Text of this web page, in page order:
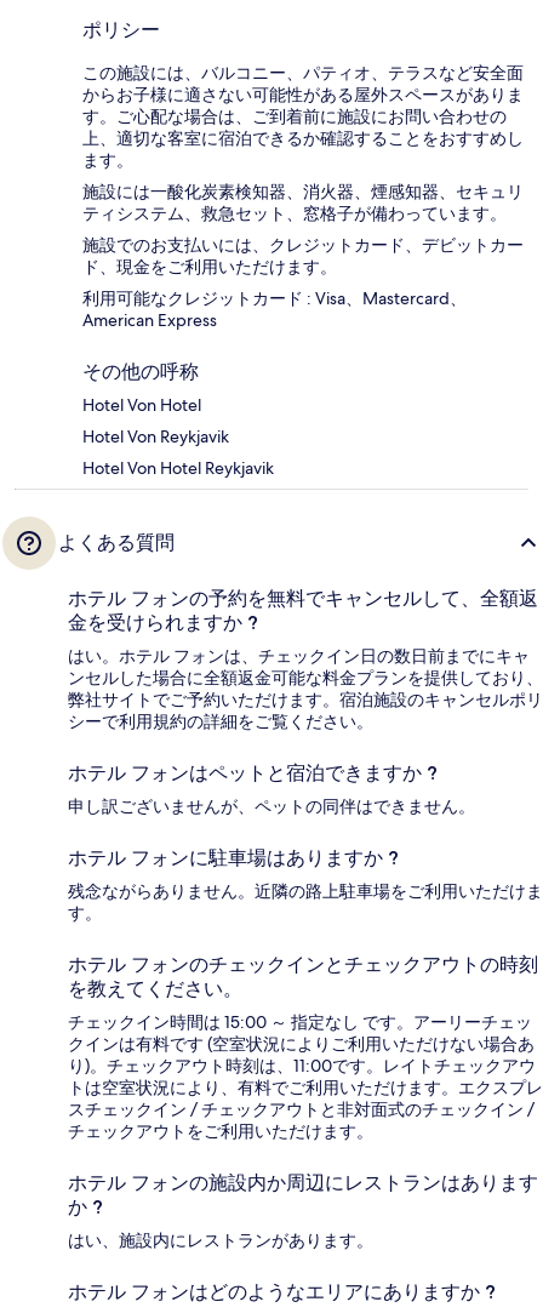
ポリシー
この施設には、バルコニー、パティオ、テラスなど安全面
からお子様に適さない可能性がある屋外スペースがありま
す。ご心配な場合は、ご到着前に施設にお問い合わせの
上、適切な客室に宿泊できるか確認することをおすすめし
ます。
施設には一酸化炭素検知器、消火器、煙感知器、セキュリ
ティシステム、救急セット、窓格子が備わっています。
施設でのお支払いには、クレジットカード、デビットカー
ド、現金をご利用いただけます。
利用可能なクレジットカード : Visa、Mastercard、
American Express
その他の呼称
Hotel Von Hotel
Hotel Von Reykjavik
Hotel Von Hotel Reykjavik
よくある質問
ホテル フォンの予約を無料でキャンセルして、全額返
金を受けられますか ?
はい。ホテル フォンは、チェックイン日の数日前までにキャ
ンセルした場合に全額返金可能な料金プランを提供しており、
弊社サイトでご予約いただけます。宿泊施設のキャンセルポリ
シーで利用規約の詳細をご覧ください。
ホテル フォンはペットと宿泊できますか ?
申し訳ございませんが、ペットの同伴はできません。
ホテル フォンに駐車場はありますか ?
残念ながらありません。近隣の路上駐車場をご利用いただけま
す。
ホテル フォンのチェックインとチェックアウトの時刻
を教えてください。
チェックイン時間は 15:00 ～ 指定なし です。アーリーチェッ
クインは有料です (空室状況によりご利用いただけない場合あ
り)。チェックアウト時刻は、11:00です。レイトチェックアウ
トは空室状況により、有料でご利用いただけます。エクスプレ
スチェックイン / チェックアウトと非対面式のチェックイン /
チェックアウトをご利用いただけます。
ホテル フォンの施設内か周辺にレストランはあります
か ?
はい、施設内にレストランがあります。
ホテル フォンはどのようなエリアにありますか ?